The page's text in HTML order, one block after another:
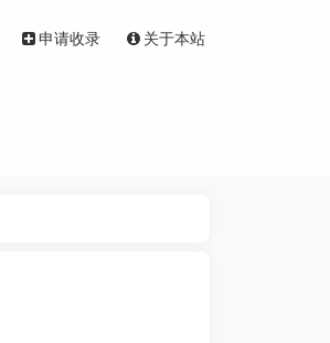
申请收录 关于本站